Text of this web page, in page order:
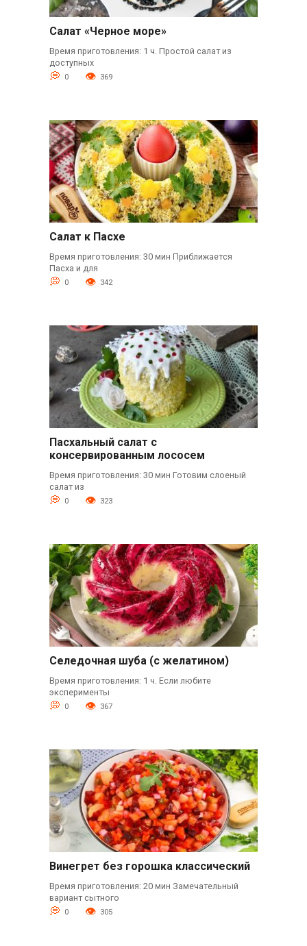
Салат «Черное море»
Время приготовления: 1 ч. Простой салат из
доступных
0 369
Салат к Пасхе
Время приготовления: 30 мин Приближается
Пасха и для
0 342
Пасхальный салат с
консервированным лососем
Время приготовления: 30 мин Готовим слоеный
салат из
0 323
Селедочная шуба (с желатином)
Время приготовления: 1 ч. Если любите
эксперименты
0 367
Винегрет без горошка классический
Время приготовления: 20 мин Замечательный
вариант сытного
0 305